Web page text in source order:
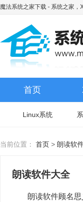
魔法系统之家下载 - 系统之家，
首页
Linux系统
当前位置： 首页 > 朗读软
朗读软件大全
朗读软件顾名思